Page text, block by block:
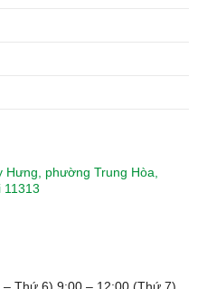
Hưng, phường Trung Hòa,
11313
Thứ 6) 9:00 – 12:00 (Thứ 7)